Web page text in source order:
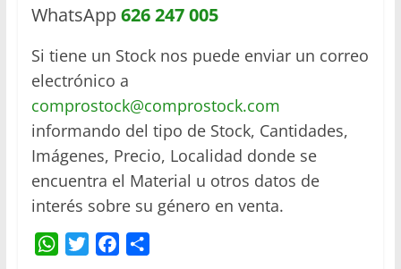
WhatsApp 626 247 005
Si tiene un Stock nos puede enviar un correo
electrónico a
comprostock@comprostock.com
informando del tipo de Stock, Cantidades,
Imágenes, Precio, Localidad donde se
encuentra el Material u otros datos de
interés sobre su género en venta.
W